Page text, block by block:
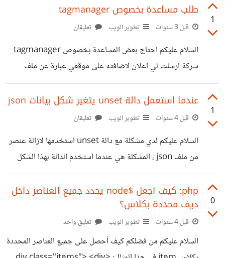
اريده شيئا متقدما ، شبيه بموقع أنا حسوب ؟ هل لديكم فكرة؟
1
طلب مساعدة بخصوص tagmanager
قبل 3 سنوات تطوير الويب تعليقان
السلام عليكم احتاج بعض المساعدة بخصوص tagmanager
شركة ارسلت لي اعلان لاضافته على موقعي عبارة عن ملف
index.html وطلبو مني ان ازودهم بالاحصائيات الخاصة
بالاعلان هل اضيف الكود في غوغل تاغ مانجر ام ارفعه على
موقعي تم عمل iframe له؟
1
عندما استعمل دالة unset يتغير شكل بيانات json
قبل 4 سنوات تطوير الويب تعليقان
السلام عليكم لدي مشكلة مع دالة unset استخدمها لازالة عنصر
من ملف json ، المشكلة هي عندما استخدم الدالة بهذا الشكل
$file_data = json_decode(file_get_contents($file),
true); $key = array_search($_POST['id'],
array_column($file_data, 'id'));
unset($file_data[$key]); file_put_contents($file,
json_encode($file_data)); يتم تغيير شكل الداتا من
[{"id": 1671308031, "rss_link": "aa",
0
php: كيف اجعل $node يحدد جميع العناصر داخل
ديف محددة بكلاس؟
قبل 4 سنوات تطوير الويب تعليق واحد
السلام عليكم من فضلكم كيف أحصل على جميع العناصر المحددة